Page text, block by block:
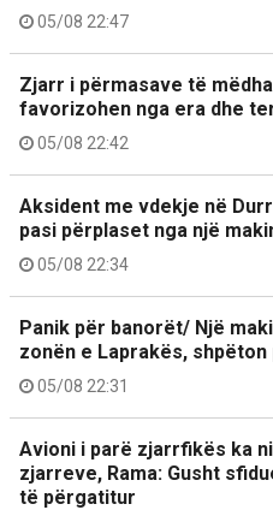
05/08 22:47
Zjarr i përmasave të
favorizohen nga era dhe
05/08 22:42
Aksident me vdekje në
pasi përplaset nga një
05/08 22:34
Panik për banorët/ Një
zonën e Laprakës,
05/08 22:31
Avioni i parë zjarrfikës ka
zjarreve, Rama: Gusht
të përgatitur